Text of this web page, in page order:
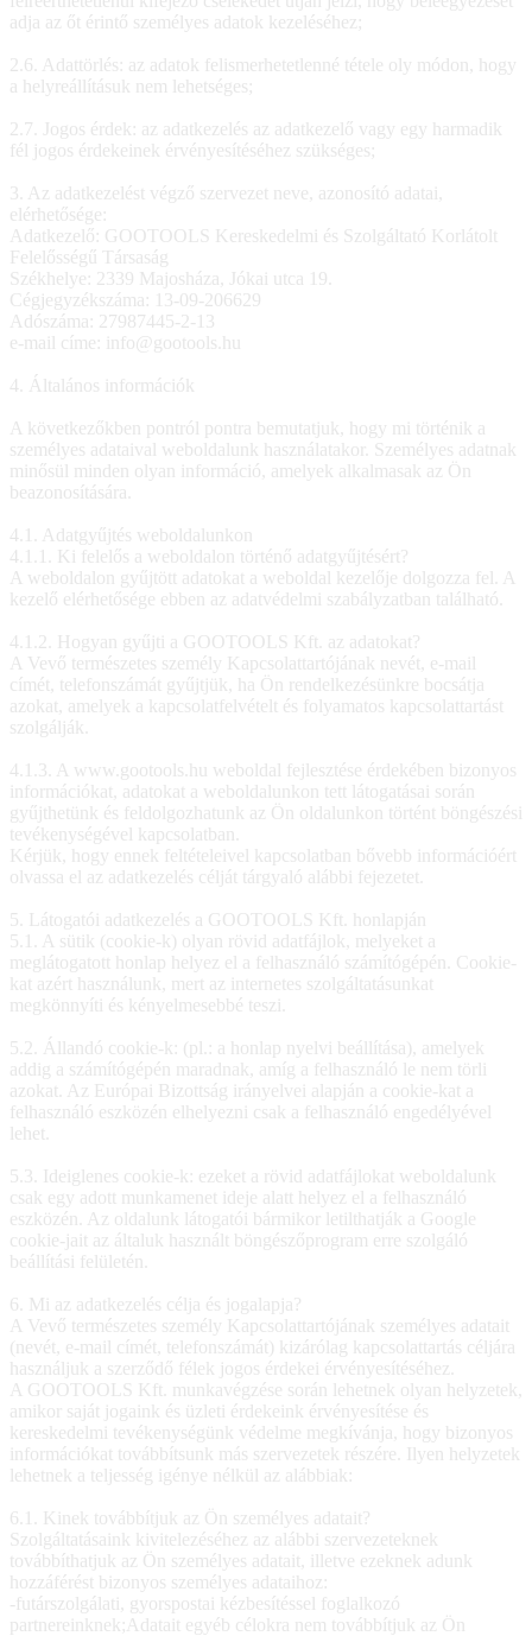
adja az őt érintő személyes adatok kezeléséhez;
2.6. Adattörlés: az adatok felismerhetetlenné tétele oly módon, hogy
a helyreállításuk nem lehetséges;
2.7. Jogos érdek: az adatkezelés az adatkezelő vagy egy harmadik
fél jogos érdekeinek érvényesítéséhez szükséges;
3. Az adatkezelést végző szervezet neve, azonosító adatai,
elérhetősége:
Adatkezelő: GOOTOOLS Kereskedelmi és Szolgáltató Korlátolt
Felelősségű Társaság
Székhelye: 2339 Majosháza, Jókai utca 19.
Cégjegyzékszáma: 13-09-206629
Adószáma: 27987445-2-13
e-mail címe: info@gootools.hu
4. Általános információk
A következőkben pontról pontra bemutatjuk, hogy mi történik a
személyes adataival weboldalunk használatakor. Személyes adatnak
minősül minden olyan információ, amelyek alkalmasak az Ön
beazonosítására.
4.1. Adatgyűjtés weboldalunkon
4.1.1. Ki felelős a weboldalon történő adatgyűjtésért?
A weboldalon gyűjtött adatokat a weboldal kezelője dolgozza fel. A
kezelő elérhetősége ebben az adatvédelmi szabályzatban található.
4.1.2. Hogyan gyűjti a GOOTOOLS Kft. az adatokat?
A Vevő természetes személy Kapcsolattartójának nevét, e-mail
címét, telefonszámát gyűjtjük, ha Ön rendelkezésünkre bocsátja
azokat, amelyek a kapcsolatfelvételt és folyamatos kapcsolattartást
szolgálják.
4.1.3. A www.gootools.hu weboldal fejlesztése érdekében bizonyos
információkat, adatokat a weboldalunkon tett látogatásai során
gyűjthetünk és feldolgozhatunk az Ön oldalunkon történt böngészési
tevékenységével kapcsolatban.
Kérjük, hogy ennek feltételeivel kapcsolatban bővebb információért
olvassa el az adatkezelés célját tárgyaló alábbi fejezetet.
5. Látogatói adatkezelés a GOOTOOLS Kft. honlapján
5.1. A sütik (cookie-k) olyan rövid adatfájlok, melyeket a
meglátogatott honlap helyez el a felhasználó számítógépén. Cookie-
kat azért használunk, mert az internetes szolgáltatásunkat
megkönnyíti és kényelmesebbé teszi.
5.2. Állandó cookie-k: (pl.: a honlap nyelvi beállítása), amelyek
addig a számítógépén maradnak, amíg a felhasználó le nem törli
azokat. Az Európai Bizottság irányelvei alapján a cookie-kat a
felhasználó eszközén elhelyezni csak a felhasználó engedélyével
lehet.
5.3. Ideiglenes cookie-k: ezeket a rövid adatfájlokat weboldalunk
csak egy adott munkamenet ideje alatt helyez el a felhasználó
eszközén. Az oldalunk látogatói bármikor letilthatják a Google
cookie-jait az általuk használt böngészőprogram erre szolgáló
beállítási felületén.
6. Mi az adatkezelés célja és jogalapja?
A Vevő természetes személy Kapcsolattartójának személyes adatait
(nevét, e-mail címét, telefonszámát) kizárólag kapcsolattartás céljára
használjuk a szerződő félek jogos érdekei érvényesítéséhez.
A GOOTOOLS Kft. munkavégzése során lehetnek olyan helyzetek,
amikor saját jogaink és üzleti érdekeink érvényesítése és
kereskedelmi tevékenységünk védelme megkívánja, hogy bizonyos
információkat továbbítsunk más szervezetek részére. Ilyen helyzetek
lehetnek a teljesség igénye nélkül az alábbiak:
6.1. Kinek továbbítjuk az Ön személyes adatait?
Szolgáltatásaink kivitelezéséhez az alábbi szervezeteknek
továbbíthatjuk az Ön személyes adatait, illetve ezeknek adunk
hozzáférést bizonyos személyes adataihoz:
-futárszolgálati, gyorspostai kézbesítéssel foglalkozó
partnereinknek;Adatait egyéb célokra nem továbbítjuk az Ön